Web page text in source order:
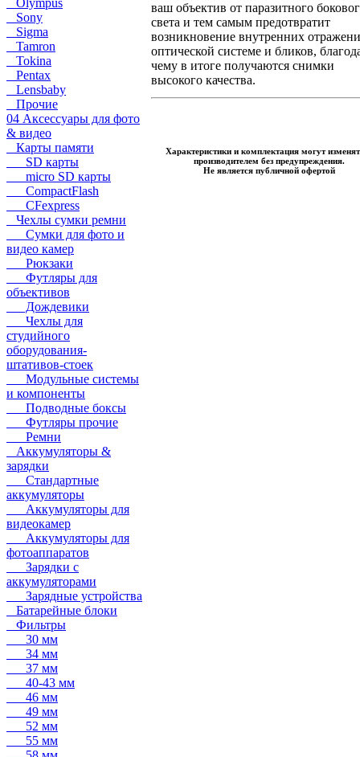
Olympus
Sony
Sigma
Tamron
Tokina
Pentax
Lensbaby
Прочие
04 Аксессуары для фото
& видео
Карты памяти
SD карты
micro SD карты
CompactFlash
CFexpress
Чехлы сумки ремни
Сумки для фото и
видео камер
Рюкзаки
Футляры для
объективов
Дождевики
Чехлы для
студийного
оборудования-
штативов-стоек
Модульные системы
и компоненты
Подводные боксы
Футляры прочие
Ремни
Аккумуляторы &
зарядки
Стандартные
аккумуляторы
Аккумуляторы для
видеокамер
Аккумуляторы для
фотоаппаратов
Зарядки с
аккумуляторами
Зарядные устройства
Батарейные блоки
Фильтры
30 мм
34 мм
37 мм
40-43 мм
46 мм
49 мм
52 мм
55 мм
ваш объектив от паразитного
света и тем самым предотвратит
возникновение внутренних
оптической системе и бликов,
чему в итоге получаются снимки
высокого качества.
Характеристики и комплектация могут
производителем без предупреждения.
Не является публичной офертой